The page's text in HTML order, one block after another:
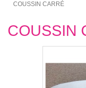
COUSSIN CARRÉ
COUSSIN